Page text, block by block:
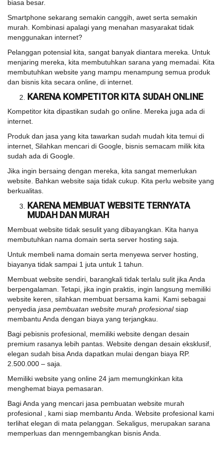
biasa besar.
Smartphone sekarang semakin canggih, awet serta semakin
murah. Kombinasi apalagi yang menahan masyarakat tidak
menggunakan internet?
Pelanggan potensial kita, sangat banyak diantara mereka. Untuk
menjaring mereka, kita membutuhkan sarana yang memadai. Kita
membutuhkan website yang mampu menampung semua produk
dan bisnis kita secara online, di internet.
KARENA KOMPETITOR KITA SUDAH ONLINE
Kompetitor kita dipastikan sudah go online. Mereka juga ada di
internet.
Produk dan jasa yang kita tawarkan sudah mudah kita temui di
internet, Silahkan mencari di Google, bisnis semacam milik kita
sudah ada di Google.
Jika ingin bersaing dengan mereka, kita sangat memerlukan
website. Bahkan website saja tidak cukup. Kita perlu website yang
berkualitas.
KARENA MEMBUAT WEBSITE TERNYATA
MUDAH DAN MURAH
Membuat website tidak sesulit yang dibayangkan. Kita hanya
membutuhkan nama domain serta server hosting saja.
Untuk membeli nama domain serta menyewa server hosting,
biayanya tidak sampai 1 juta untuk 1 tahun.
Membuat website sendiri, barangkali tidak terlalu sulit jika Anda
berpengalaman. Tetapi, jika ingin praktis, ingin langsung memiliki
website keren, silahkan membuat bersama kami. Kami sebagai
penyedia jasa pembuatan website murah profesionalsiap
membantu Anda dengan biaya yang terjangkau.
Bagi pebisnis profesional, memiliki website dengan desain
premium rasanya lebih pantas. Website dengan desain eksklusif,
elegan sudah bisa Anda dapatkan mulai dengan biaya RP.
2.500.000 – saja.
Memiliki website yang online 24 jam memungkinkan kita
menghemat biaya pemasaran.
Bagi Anda yang mencari jasa pembuatan website murah
profesional , kami siap membantu Anda. Website profesional kami
terlihat elegan di mata pelanggan. Sekaligus, merupakan sarana
memperluas dan menngembangkan bisnis Anda.